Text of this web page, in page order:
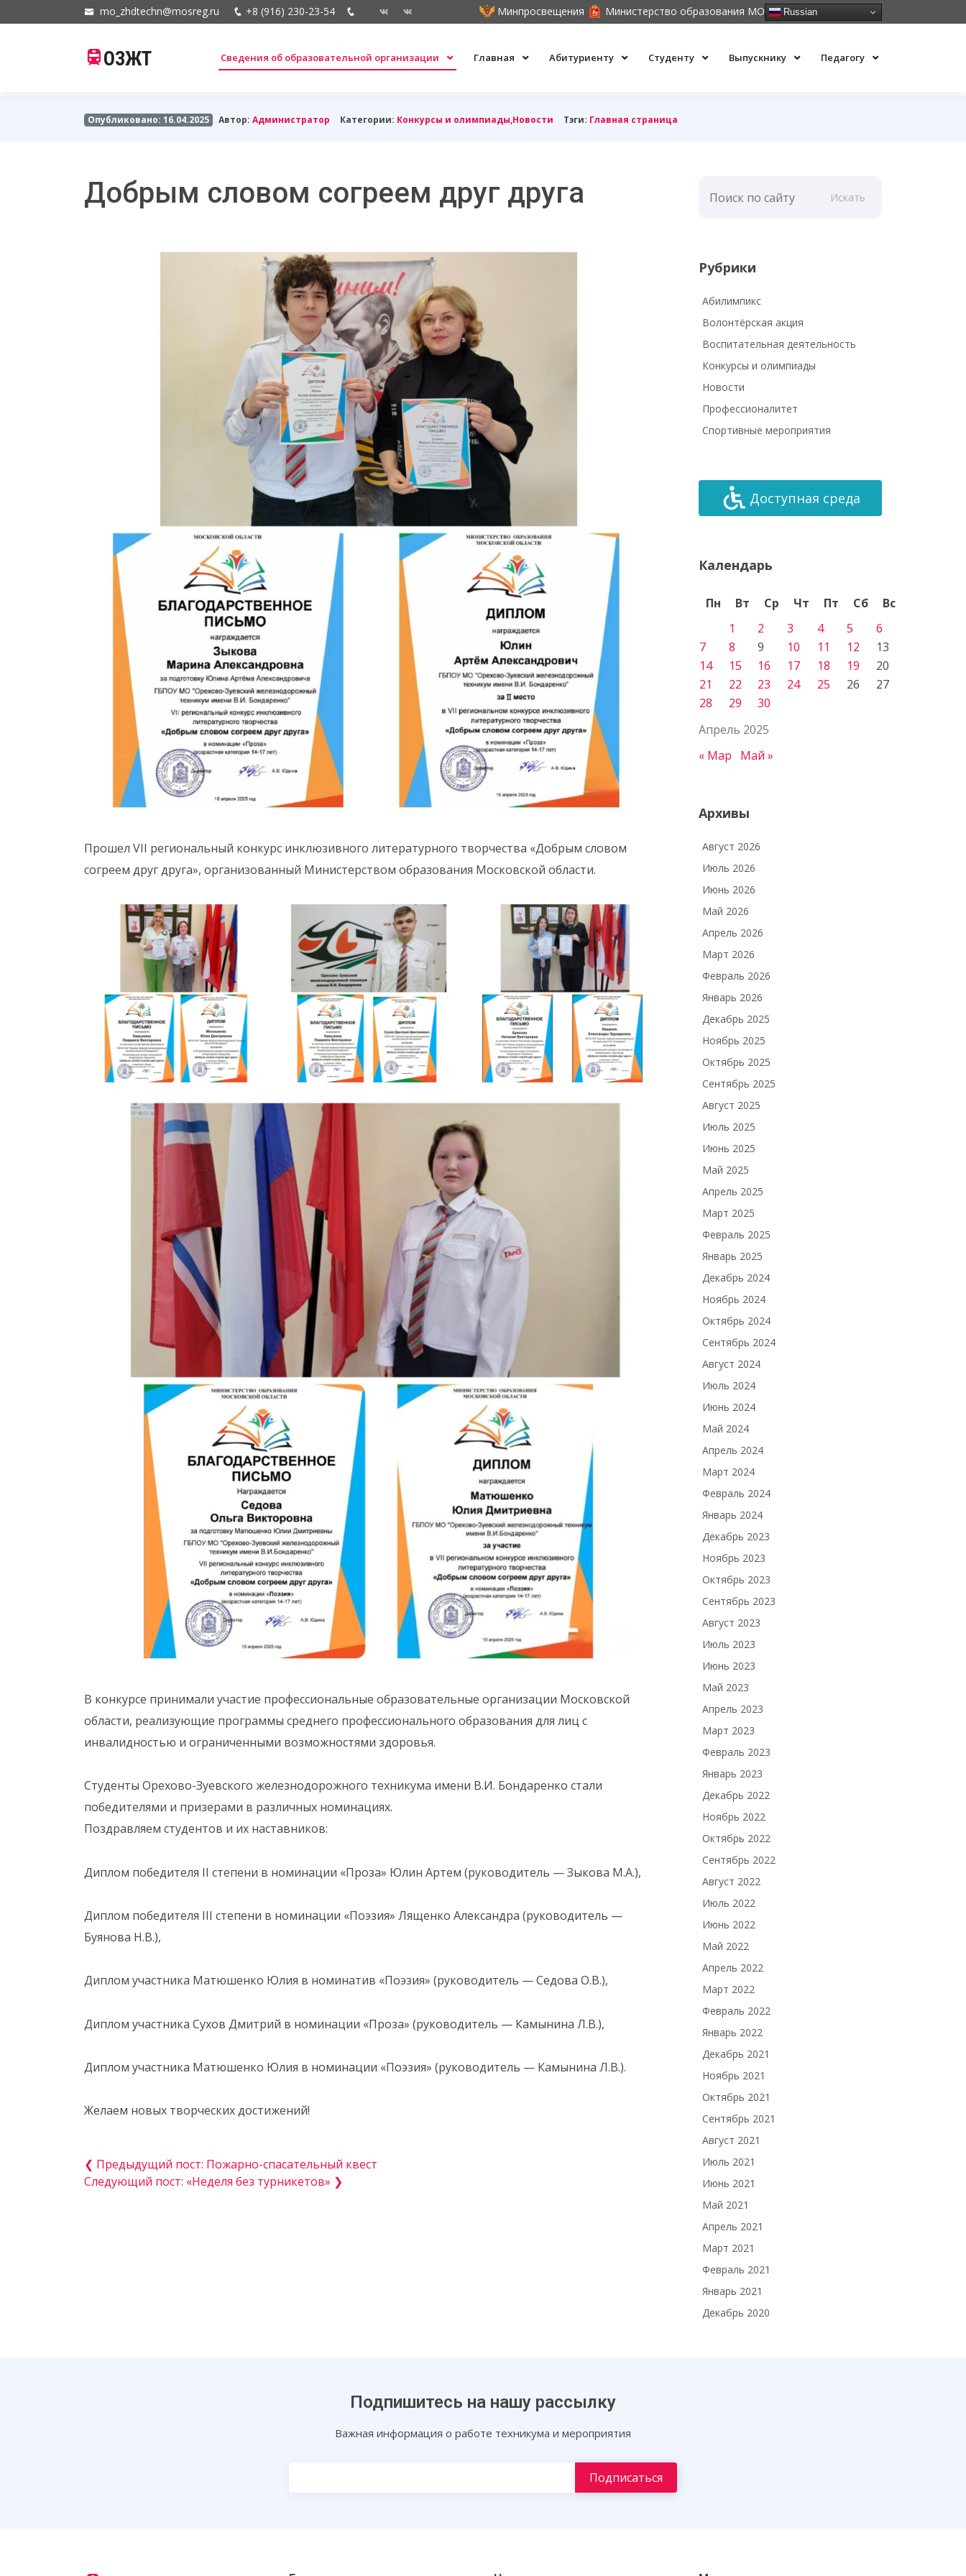
mo_zhdtechn@mosreg.ru +8 (916) 230-23-54 Минпросвещения Министерство образования МО Russian
ОЗЖТ Сведения об образовательной организации Главная Абитуриенту Студенту Выпускнику Педагогу
Опубликовано: 16.04.2025 Автор:Администратор Категории: Конкурсы и олимпиады,Новости Тэги: Главная страница
Добрым словом согреем друг друга
Прошел VII региональный конкурс инклюзивного литературного творчества «Добрым словом
согреем друг друга», организованный Министерством образования Московской области.
В конкурсе принимали участие профессиональные образовательные организации Московской
области, реализующие программы среднего профессионального образования для лиц с
инвалидностью и ограниченными возможностями здоровья.
Студенты Орехово-Зуевского железнодорожного техникума имени В.И. Бондаренко стали
победителями и призерами в различных номинациях.
Поздравляем студентов и их наставников:
️Диплом победителя II степени в номинации «Проза» Юлин Артем (руководитель — Зыкова М.А.),
️Диплом победителя III степени в номинации «Поэзия» Лященко Александра (руководитель —
Буянова Н.В.),
️Диплом участника Матюшенко Юлия в номинатив «Поэзия» (руководитель — Седова О.В.),
️Диплом участника Сухов Дмитрий в номинации «Проза» (руководитель — Камынина Л.В.),
️Диплом участника Матюшенко Юлия в номинации «Поэзия» (руководитель — Камынина Л.В.).
Желаем новых творческих достижений!
❮ Предыдущий пост: Пожарно-спасательный квест
Следующий пост: «Неделя без турникетов» ❯
Искать
Рубрики
Абилимпикс
Волонтёрская акция
Воспитательная деятельность
Конкурсы и олимпиады
Новости
Профессионалитет
Спортивные мероприятия
Доступная среда
Календарь
Апрель 2025
Пн Вт Ср Чт Пт Сб
Вс
1
2 3 4 5
6
7
8 9 10 11 12
13
14
15 16 17 18 19
20
21
22 23 24 25 26
27
28
29 30
« Мар Май »
Архивы
Август 2026
Июль 2026
Июнь 2026
Май 2026
Апрель 2026
Март 2026
Февраль 2026
Январь 2026
Декабрь 2025
Ноябрь 2025
Октябрь 2025
Сентябрь 2025
Август 2025
Июль 2025
Июнь 2025
Май 2025
Апрель 2025
Март 2025
Февраль 2025
Январь 2025
Декабрь 2024
Ноябрь 2024
Октябрь 2024
Сентябрь 2024
Август 2024
Июль 2024
Июнь 2024
Май 2024
Апрель 2024
Март 2024
Февраль 2024
Январь 2024
Декабрь 2023
Ноябрь 2023
Октябрь 2023
Сентябрь 2023
Август 2023
Июль 2023
Июнь 2023
Май 2023
Апрель 2023
Март 2023
Февраль 2023
Январь 2023
Декабрь 2022
Ноябрь 2022
Октябрь 2022
Сентябрь 2022
Август 2022
Июль 2022
Июнь 2022
Май 2022
Апрель 2022
Март 2022
Февраль 2022
Январь 2022
Декабрь 2021
Ноябрь 2021
Октябрь 2021
Сентябрь 2021
Август 2021
Июль 2021
Июнь 2021
Май 2021
Апрель 2021
Март 2021
Февраль 2021
Январь 2021
Декабрь 2020
Подпишитесь на нашу рассылку
Важная информация о работе техникума и мероприятия